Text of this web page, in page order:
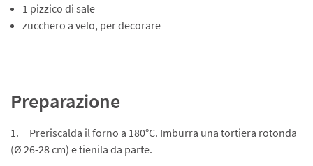
1 pizzico di sale
zucchero a velo, per decorare
Preparazione
1. Preriscalda il forno a 180°C. Imburra una tortiera rotonda
(Ø 26-28 cm) e tienila da parte.